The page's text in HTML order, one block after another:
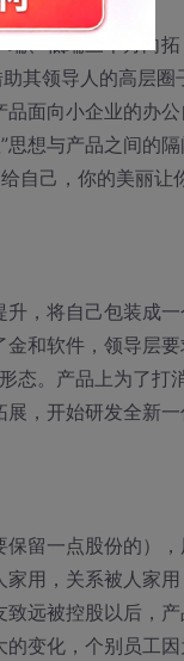
、低端三个方向拓
其领导人的高层圈
面向小企业的办公
想与产品之间的隔
自己，你的美丽让
，将自己包装成一
和软件，领导层要
态。产品上为了打
展，开始研发全新一
留一点股份的），
用，关系被人家用
远被控股以后，产
变化，个别员工因